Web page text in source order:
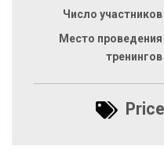
Число участников
Место проведения
тренингов